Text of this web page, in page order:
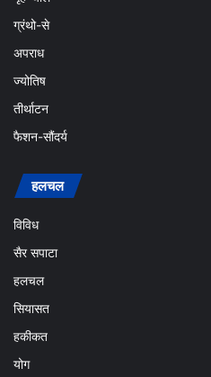
ग्रंथो-से
अपराध
ज्योतिष
तीर्थाटन
फैशन-सौंदर्य
हलचल
विविध
सैर सपाटा
हलचल
सियासत
हकीकत
योग